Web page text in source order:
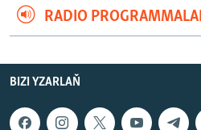
RADIO
BIZI YZARLAŇ